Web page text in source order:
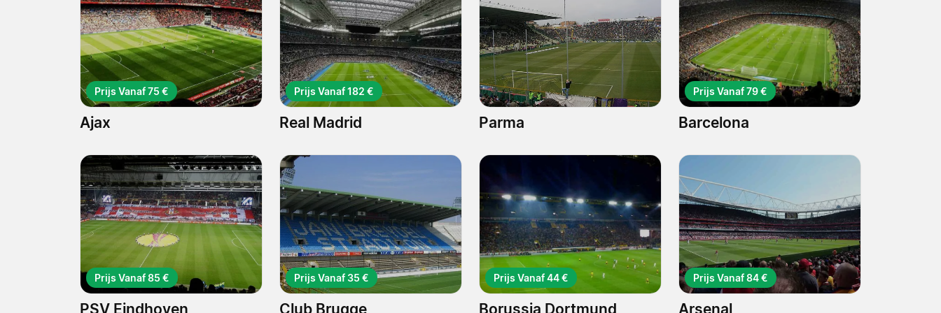
Prijs Vanaf 75 €
Ajax
Prijs Vanaf 182 €
Real Madrid Parma
Prijs Vanaf 79 €
Barcelona
Prijs Vanaf 85 €
PSV Eindhoven
Prijs Vanaf 35 €
Club Brugge
Prijs Vanaf 44 €
Borussia Dortmund
Prijs Vanaf 84 €
Arsenal